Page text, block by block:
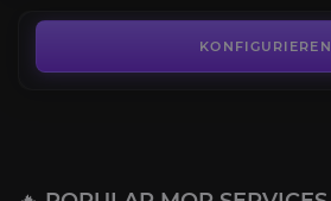
KONFIGURIEREN